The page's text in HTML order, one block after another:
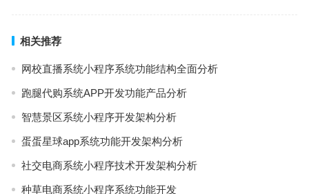
相关推荐
网校直播系统小程序系统功能结构全面分析
跑腿代购系统APP开发功能产品分析
智慧景区系统小程序开发架构分析
蛋蛋星球app系统功能开发架构分析
社交电商系统小程序技术开发架构分析
种草电商系统小程序系统功能开发